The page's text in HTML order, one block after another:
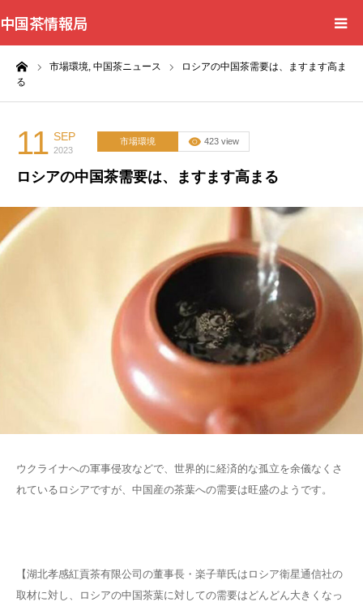
中国茶情報局
市場環境, 中国茶ニュース
ロシアの中国茶需要は、ますます高ま
る
11 SEP
2023
市場環境 423 view
ロシアの中国茶需要は、ますます高まる
ウクライナへの軍事侵攻などで、世界的に経済的な孤立を余儀なくさ
れているロシアですが、中国産の茶葉への需要は旺盛のようです。
【湖北孝感紅貢茶有限公司の董事長・楽子華氏はロシア衛星通信社の
取材に対し、ロシアの中国茶葉に対しての需要はどんどん大きくなっ
Home
Events